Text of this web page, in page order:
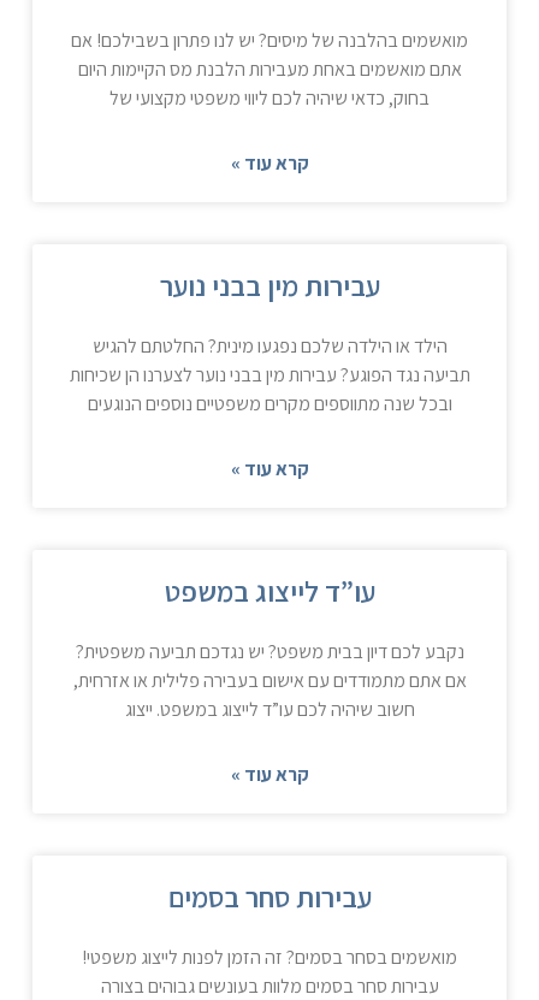
מואשמים בהלבנה של מיסים? יש לנו פתרון בשבילכם! אם
אתם מואשמים באחת מעבירות הלבנת מס הקיימות היום
בחוק, כדאי שיהיה לכם ליווי משפטי מקצועי של
קרא עוד »
עבירות מין בבני נוער
הילד או הילדה שלכם נפגעו מינית? החלטתם להגיש
תביעה נגד הפוגע? עבירות מין בבני נוער לצערנו הן שכיחות
ובכל שנה מתווספים מקרים משפטיים נוספים הנוגעים
קרא עוד »
עו”ד לייצוג במשפט
נקבע לכם דיון בבית משפט? יש נגדכם תביעה משפטית?
אם אתם מתמודדים עם אישום בעבירה פלילית או אזרחית,
חשוב שיהיה לכם עו”ד לייצוג במשפט. ייצוג
קרא עוד »
עבירות סחר בסמים
מואשמים בסחר בסמים? זה הזמן לפנות לייצוג משפטי!
עבירות סחר בסמים מלוות בעונשים גבוהים בצורה